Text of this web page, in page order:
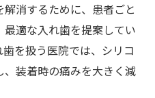
消するために、患者ごと
適な入れ歯を提案してい
を扱う医院では、シリコ
装着時の痛みを大きく減